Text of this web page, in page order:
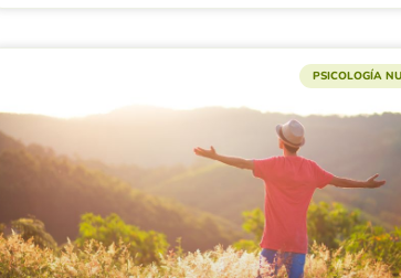
PSICOLOGÍA